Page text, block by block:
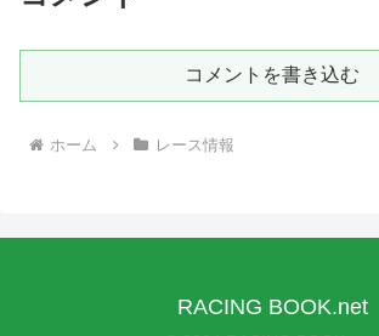
コメントを書き込む
ホーム レース情報
RACING BOOK.net